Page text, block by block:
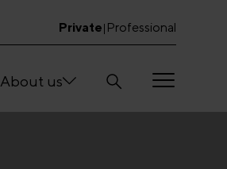
Private| Professional
About us